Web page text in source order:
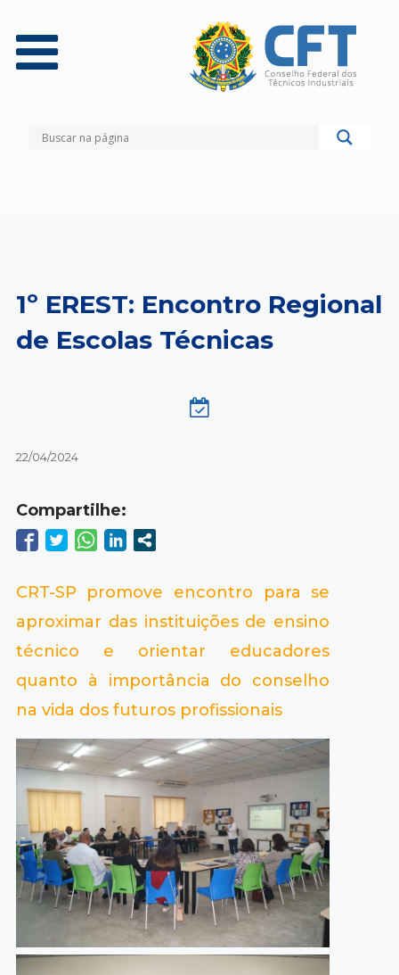
1º EREST: Encontro Regional
de Escolas Técnicas
22/04/2024
Compartilhe:
CRT-SP promove encontro para se
aproximar das instituições de ensino
técnico e orientar educadores
quanto à importância do conselho
na vida dos futuros profissionais